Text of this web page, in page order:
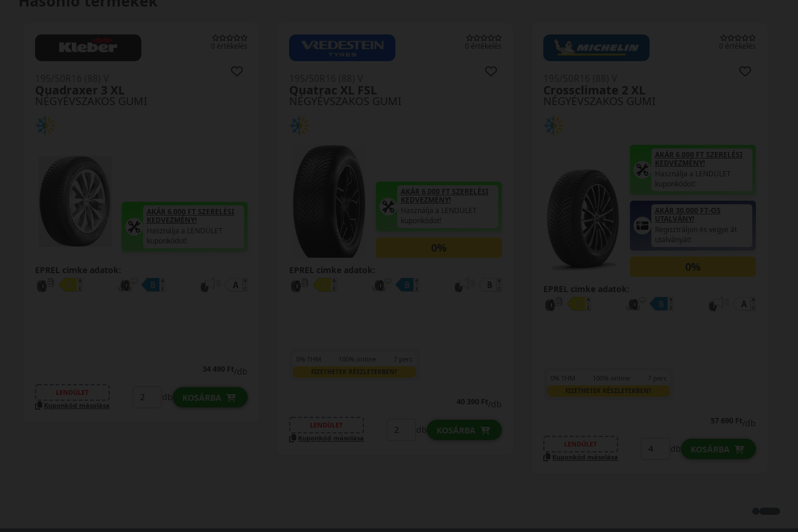
0 értékelés
NÉGYÉVSZAKOS GUMI
Allseason 2 XL
REGISZTRÁLJON A FIX
12.000 FT-OS MOL
ÜZEMANYAG
UTALVÁNYÉRT!
A regisztrációhoz kattintson
0% THM 100% online 7 perc
FIZETHETEK RÉSZLETEKBEN?
0 értékelés
NÉGYÉVSZAKOS GUMI
TA01 SeasonX XL
kuponkódot!
TRIPLA ELÉGEDETTSÉG
MINŐSÉGI GARANCIA
Öné!
EPREL cimke adatok:
KOSÁRBA
0 értékelés
NÉGYÉVSZAKOS GUMI
Quadraxer 3 XL
AKÁR 6.000 FT SZERELÉSI
KEDVEZMÉNY!
Használja a LENDÜLET
kuponkódot!
EPREL cimke adatok:
LENDÜLET